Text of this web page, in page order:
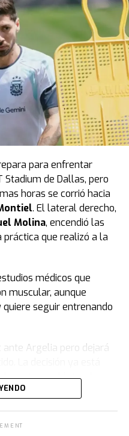
para enfrentar
de Dallas, pero
horas se corrió hacia
. El lateral derecho,
Molina, encendió las
que realizó a la
médicos que
muscular, aunque
seguir entrenando
Argelia pero dejará
en el lateral
del Atlético de